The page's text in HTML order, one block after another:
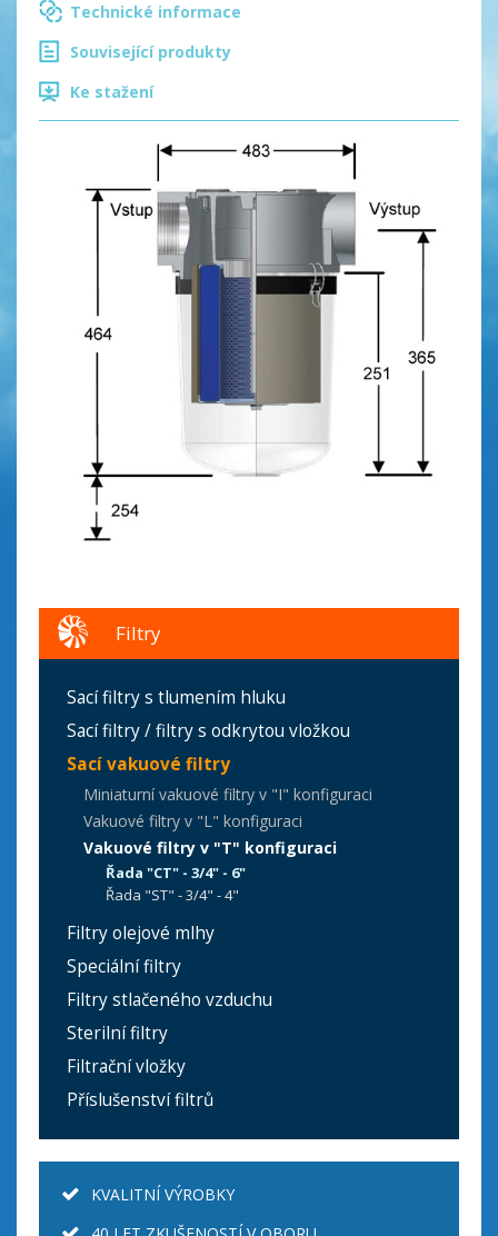
Technické informace
Související produkty
Ke stažení
Filtry
Sací filtry s tlumením hluku
Sací filtry / filtry s odkrytou vložkou
Sací vakuové filtry
Miniaturní vakuové filtry v "I" konfiguraci
Vakuové filtry v "L" konfiguraci
Vakuové filtry v "T" konfiguraci
Řada "CT" - 3/4" - 6"
Řada "ST" - 3/4" - 4"
Filtry olejové mlhy
Speciální filtry
Filtry stlačeného vzduchu
Sterilní filtry
Filtrační vložky
Příslušenství filtrů
KVALITNÍ VÝROBKY